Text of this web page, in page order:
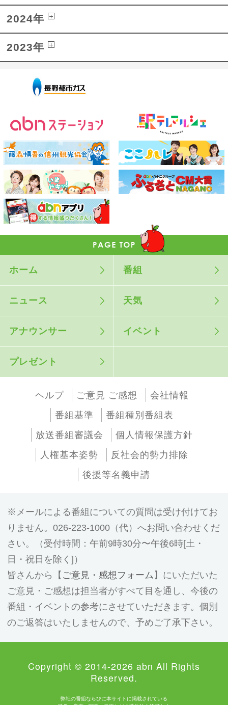
2024年
2023年
ホーム 番組
ニュース 天気
アナウンサー イベント
プレゼント
ヘルプ ご意見 ご感想
会社情報
番組基準
番組種別番組表
放送番組審議会
個人情報保護方針
人権基本姿勢
反社会的勢力排除
後援等名義申請
メールによる番組についての質問は受け付けてお
りません。026-223-1000（代）へお問い合わせくだ
さい。（受付時間：午前9時30分〜午後6時[土・
日・祝日を除く]）
皆さんから【 ご意見・感想フォーム 】にいただいた
ご意見・ご感想は担当者がすべて目を通し、今後の
番組・イベントの参考にさせていただきます。個別
のご返答はいたしませんので、予めご了承下さい。
Copyright © 2014-2026 abn All Rights
Reserved.
弊社の番組ならびに本サイトに掲載されている